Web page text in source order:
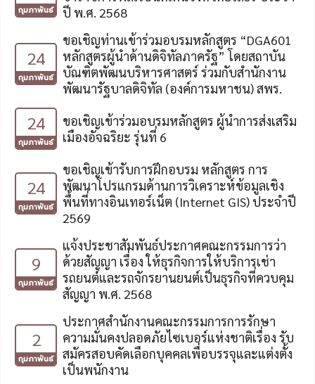
กุมภาพันธ์
ปี พ.ศ. 2568
24
กุมภาพันธ์
ขอเชิญท่านเข้าร่วมอบรมหลักสูตร “DGA601
หลักสูตรผู้นำด้านดิจิทัลภาครัฐ” โดยสถาบัน
บัณฑิตพัฒนบริหารศาสตร์ ร่วมกับสำนักงาน
พัฒนารัฐบาลดิจิทัล (องค์การมหาชน) สพร.
24
กุมภาพันธ์
ขอเชิญเข้าร่วมอบรมหลักสูตร ผู้นำการส่งเสริม
เมืองอัจฉริยะ รุ่นที่ 6
24
กุมภาพันธ์
ขอเชิญเข้ารับการฝึกอบรม หลักสูตร การ
พัฒนาโปรแกรมด้านการวิเคราะห์ข้อมูลเชิง
พื้นที่ทางอินเทอร์เน็ต (Internet GIS) ประจำปี
2569
9
กุมภาพันธ์
แจ้งประชาสัมพันธ์ประกาศคณะกรรมการว่า
ด้วยสัญญา เรื่อง ให้ธุรกิจการให้บริการเช่า
รถยนต์และรถจักรยานยนต์เป็นธุรกิจที่ควบคุม
สัญญา พ.ศ. 2568
2
กุมภาพันธ์
ประกาศสำนักงานคณะกรรมการการรักษา
ความมั่นคงปลอดภัยไซเบอร์แห่งชาติเรื่อง รับ
สมัครสอบคัดเลือกบุคคลเพื่อบรรจุและแต่งตั้ง
เป็นพนักงาน